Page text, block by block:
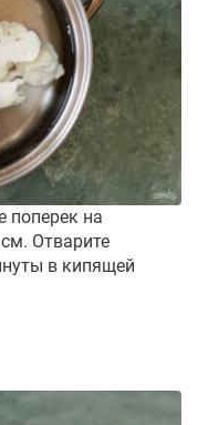
поперек на
Отварите
в кипящей